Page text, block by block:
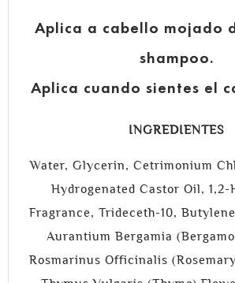
Aplica a cabello mojado
shampoo.
Aplica cuando sientes el
INGREDIENTES
Water, Glycerin, Cetrimonium
Hydrogenated Castor Oil, 1,2-
Fragrance, Trideceth-10,
Aurantium Bergamia
Rosmarinus Officinalis